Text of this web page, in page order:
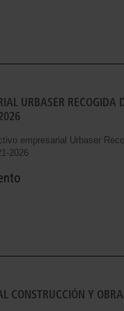
URBASER
empresarial Urbaser
2026
CONSTRUCCIÓN Y